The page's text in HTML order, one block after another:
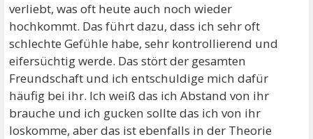
verliebt, was oft heute auch noch wieder
hochkommt. Das führt dazu, dass ich sehr oft
schlechte Gefühle habe, sehr kontrollierend und
eifersüchtig werde. Das stört der gesamten
Freundschaft und ich entschuldige mich dafür
häufig bei ihr. Ich weiß das ich Abstand von ihr
brauche und ich gucken sollte das ich von ihr
loskomme, aber das ist ebenfalls in der Theorie